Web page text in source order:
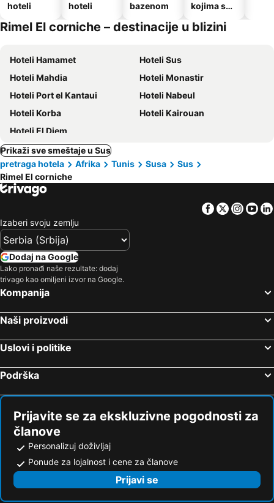
hoteli
hoteli
bazenom
kojima su
kućni
Rimel El corniche – destinacije u blizini
Hoteli Hamamet
Hoteli Sus
Hoteli Mahdia
Hoteli Monastir
Hoteli Port el Kantaui
Hoteli Nabeul
Hoteli Korba
Hoteli Kairouan
Hoteli El Djem
Prikaži sve smeštaje u Sus
pretraga hotela
Afrika Tunis Susa
Sus
Rimel El corniche
Facebook
Twitter
Izaberi svoju zemlju
Dodaj na Google
Lako pronađi naše rezultate: dodaj
trivago kao omiljeni izvor na Google.
Kompanija
Naši proizvodi
Uslovi i politike
Podrška
Prijavite se za ekskluzivne pogodnosti za
članove
Personalizuj doživljaj
Ponude za lojalnost i cene za članove
Prijavi se